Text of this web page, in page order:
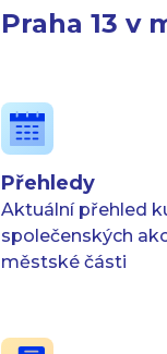
Praha 13 v
Přehledy
Aktuální přehled
společenských
městské části